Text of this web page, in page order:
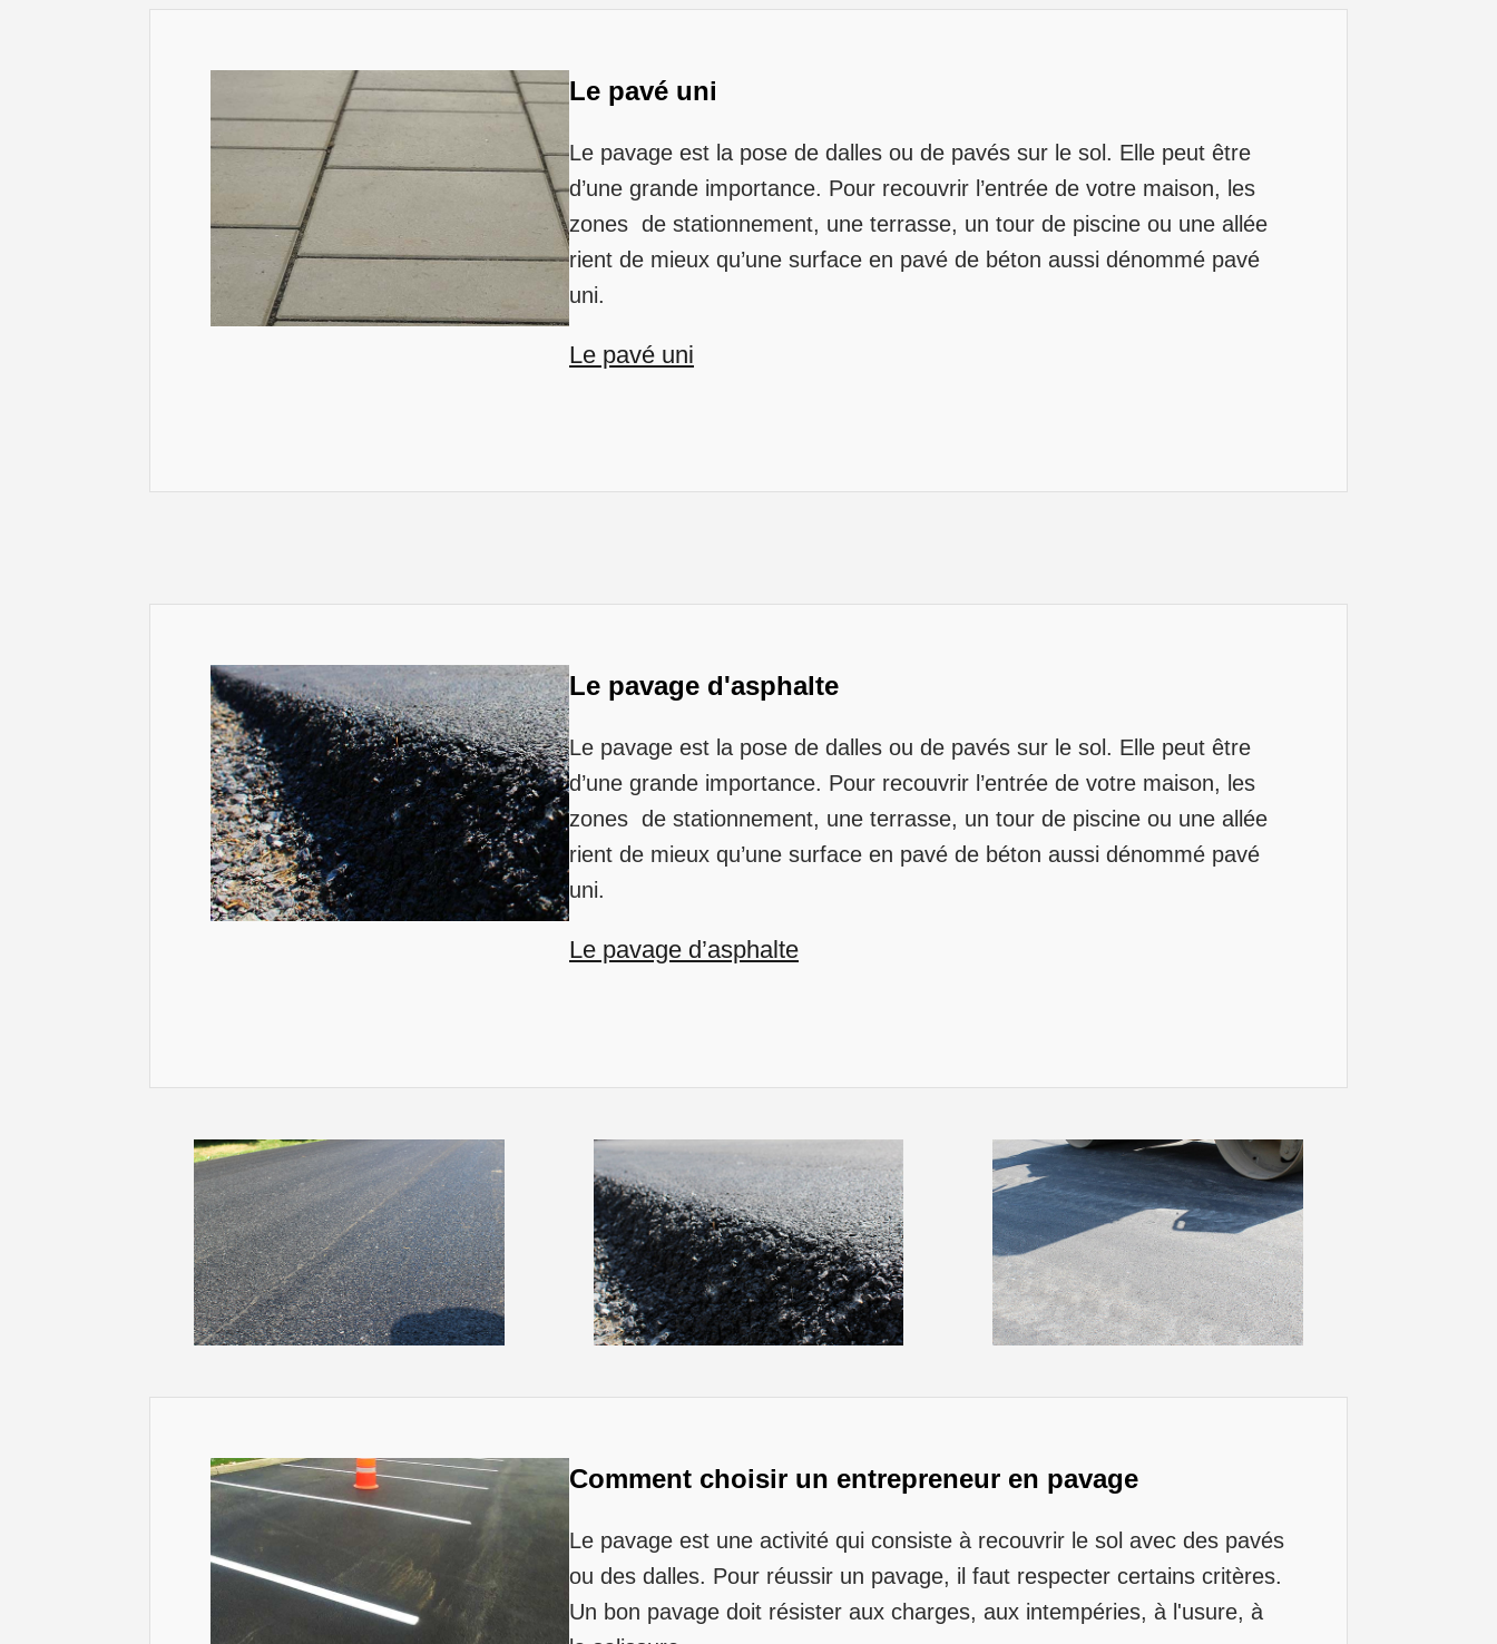
Le pavé uni
Le pavage est la pose de dalles ou de pavés sur le sol. Elle peut être
d’une grande importance. Pour recouvrir l’entrée de votre maison, les
zones de stationnement, une terrasse, un tour de piscine ou une allée
rient de mieux qu’une surface en pavé de béton aussi dénommé pavé
uni.
Le pavé uni
Le pavage d'asphalte
Le pavage est la pose de dalles ou de pavés sur le sol. Elle peut être
d’une grande importance. Pour recouvrir l’entrée de votre maison, les
zones de stationnement, une terrasse, un tour de piscine ou une allée
rient de mieux qu’une surface en pavé de béton aussi dénommé pavé
uni.
Le pavage d’asphalte
Comment choisir un entrepreneur en pavage
Le pavage est une activité qui consiste à recouvrir le sol avec des pavés
ou des dalles. Pour réussir un pavage, il faut respecter certains critères.
Un bon pavage doit résister aux charges, aux intempéries, à l'usure, à